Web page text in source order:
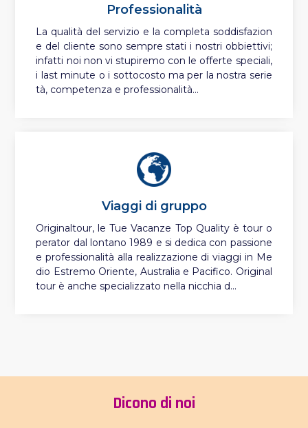
Professionalità
La qualità del servizio e la completa soddisfazion
e del cliente sono sempre stati i nostri obbiettivi;
infatti noi non vi stupiremo con le offerte speciali,
i last minute o i sottocosto ma per la nostra serie
tà, competenza e professionalità...
Viaggi di gruppo
Originaltour, le Tue Vacanze Top Quality è tour o
perator dal lontano 1989 e si dedica con passione
e professionalità alla realizzazione di viaggi in Me
dio Estremo Oriente, Australia e Pacifico. Original
tour è anche specializzato nella nicchia d...
Dicono di noi